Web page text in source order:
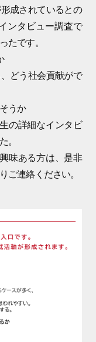
成されているとの
ンタビュー調査で
たです。
どう社会貢献がで
うか
の詳細なインタビ
。
味ある方は、是非
ご連絡ください。